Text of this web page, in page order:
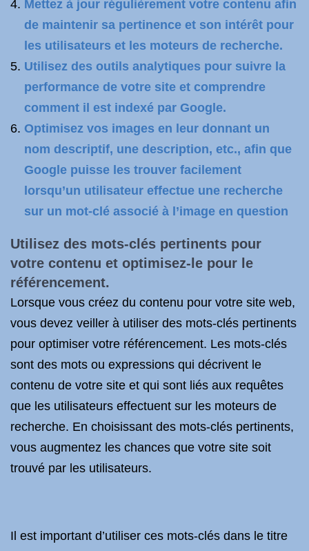
Mettez à jour régulièrement votre contenu afin
de maintenir sa pertinence et son intérêt pour
les utilisateurs et les moteurs de recherche.
Utilisez des outils analytiques pour suivre la
performance de votre site et comprendre
comment il est indexé par Google.
Optimisez vos images en leur donnant un
nom descriptif, une description, etc., afin que
Google puisse les trouver facilement
lorsqu’un utilisateur effectue une recherche
sur un mot-clé associé à l’image en question
Utilisez des mots-clés pertinents pour
votre contenu et optimisez-le pour le
référencement.
Lorsque vous créez du contenu pour votre site web,
vous devez veiller à utiliser des mots-clés pertinents
pour optimiser votre référencement. Les mots-clés
sont des mots ou expressions qui décrivent le
contenu de votre site et qui sont liés aux requêtes
que les utilisateurs effectuent sur les moteurs de
recherche. En choisissant des mots-clés pertinents,
vous augmentez les chances que votre site soit
trouvé par les utilisateurs.
Il est important d’utiliser ces mots-clés dans le titre